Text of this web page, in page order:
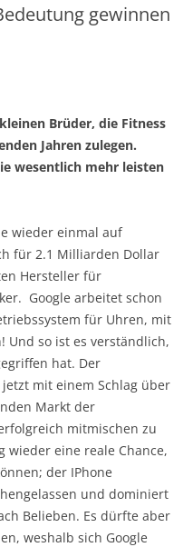
gewinnen
Brüder, die Fitness
Jahren zulegen.
wesentlich mehr leisten
wieder einmal auf
für 2.1 Milliarden Dollar
Hersteller für
Google arbeitet schon
für Uhren, mit
Und so ist es verständlich,
hat. Der
mit einem Schlag über
Markt der
mitmischen zu
wieder eine reale Chance,
der IPhone
und dominiert
Belieben. Es dürfte aber
weshalb sich Google